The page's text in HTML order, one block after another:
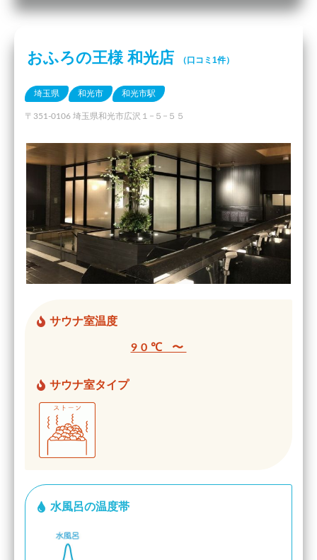
おふろの王様 和光店 （口コミ1件）
埼玉県 和光市 和光市駅
〒351-0106 埼玉県和光市広沢１−５−５５
サウナ室温度
90℃ 〜
サウナ室タイプ
水風呂の温度帯